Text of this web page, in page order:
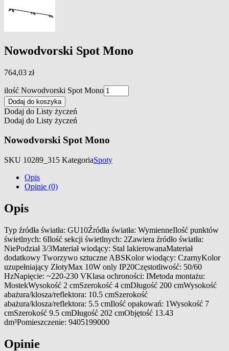
Nowodvorski Spot Mono
764,03 zł
ilość Nowodvorski Spot Mono
Dodaj do koszyka
Dodaj do Listy życzeń
Dodaj do Listy życzeń
Nowodvorski Spot Mono
SKU 10289_315 KategoriaSpoty
Opis
Opinie (0)
Opis
Typ źródła światła: GU10Źródła światła: WymienneIlość punktów
świetlnych: 6Ilość sekcji świetlnych: 2Zawiera źródło światła:
NiePodział 3/3Materiał wiodący: Stal lakierowanaMateriał
dodatkowy Tworzywo sztuczne ABSKolor wiodący: CzarnyKolor
uzupełniający ZłotyMax 10W only IP20Częstotliwość: 50/60
HzNapięcie: ~220-230 VKlasa ochroności: IMetoda montażu:
MostekWysokość 2 cmSzerokość 4 cmDługość 200 cmWysokość
abażura/klosza/reflektora: 10.5 cmSzerokość
abażura/klosza/reflektora: 5.5 cmIlość opakowań: 1Wysokość 7
cmSzerokość 9.5 cmDługość 202 cmObjętość 13.43
dm³Pomieszczenie: 9405199000
Opinie